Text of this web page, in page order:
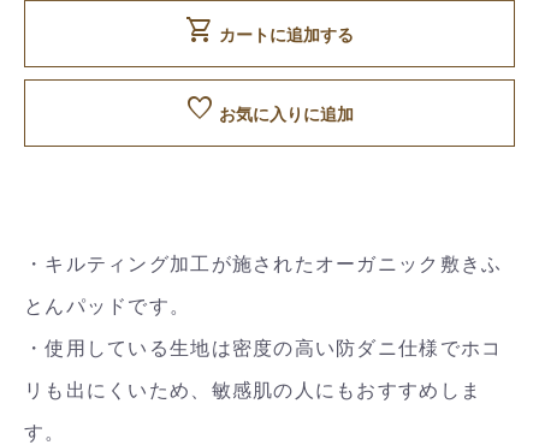
shopping_cart カートに追加する
favorite お気に入りに追加
・キルティング加工が施されたオーガニック敷きふ
とんパッドです。
・使用している生地は密度の高い防ダニ仕様でホコ
リも出にくいため、敏感肌の人にもおすすめしま
す。